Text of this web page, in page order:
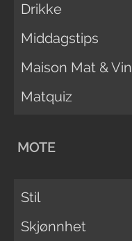
Drikke
Middagstips
Maison Mat & Vin
Matquiz
MOTE
Stil
Skjønnhet